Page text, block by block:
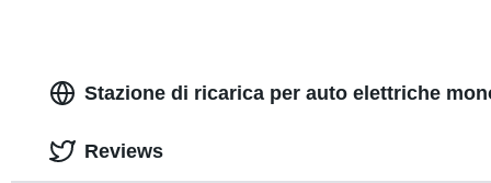
Stazione di ricarica per auto elettriche
Reviews